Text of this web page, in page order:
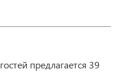
предлагается 39